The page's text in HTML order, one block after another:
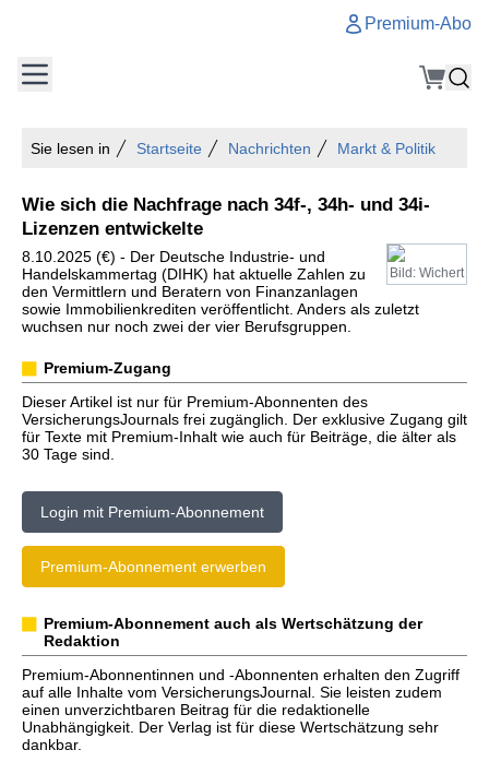
Premium-Abo
Sie lesen in Startseite Nachrichten Markt & Politik
Wie sich die Nachfrage nach 34f-, 34h- und 34i-
Lizenzen entwickelte
Bild: Wichert
8.10.2025 (€) - Der Deutsche Industrie- und
Handelskammertag (DIHK) hat aktuelle Zahlen zu
den Vermittlern und Beratern von Finanzanlagen
sowie Immobilienkrediten veröffentlicht. Anders als zuletzt
wuchsen nur noch zwei der vier Berufsgruppen.
Premium-Zugang
Dieser Artikel ist nur für Premium-Abonnenten des
VersicherungsJournals frei zugänglich. Der exklusive Zugang gilt
für Texte mit Premium-Inhalt wie auch für Beiträge, die älter als
30 Tage sind.
Login mit Premium-Abonnement
Premium-Abonnement erwerben
Premium-Abonnement auch als Wertschätzung der
Redaktion
Premium-Abonnentinnen und -Abonnenten erhalten den Zugriff
auf alle Inhalte vom VersicherungsJournal. Sie leisten zudem
einen unverzichtbaren Beitrag für die redaktionelle
Unabhängigkeit. Der Verlag ist für diese Wertschätzung sehr
dankbar.